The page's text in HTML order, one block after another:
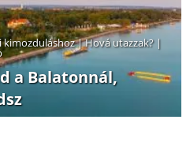
kimozduláshoz|Hová utazzak? |
a Balatonnál,